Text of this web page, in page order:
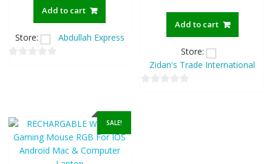
Add to cart
Store: Abdullah Express
o
850.00৳ .
Add to cart
Store:
Zidan's Trade International
SALE!